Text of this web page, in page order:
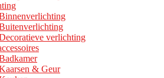
verlichting
& Geur